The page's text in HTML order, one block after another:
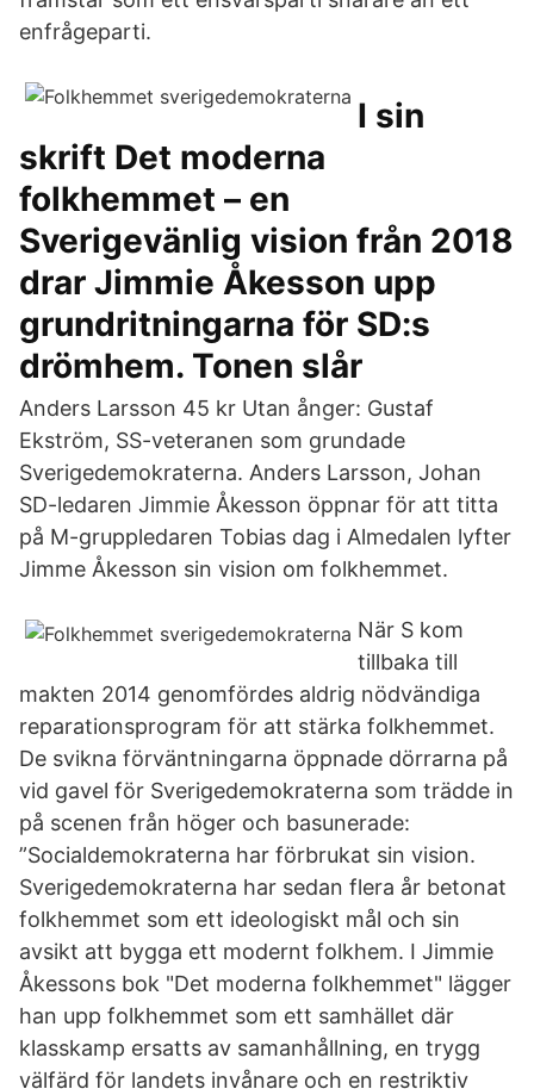
enfrågeparti.
I sin
skrift Det moderna
folkhemmet – en
Sverigevänlig vision från 2018
drar Jimmie Åkesson upp
grundritningarna för SD:s
drömhem. Tonen slår
Anders Larsson 45 kr Utan ånger: Gustaf
Ekström, SS-veteranen som grundade
Sverigedemokraterna. Anders Larsson, Johan
SD-ledaren Jimmie Åkesson öppnar för att titta
på M-gruppledaren Tobias dag i Almedalen lyfter
Jimme Åkesson sin vision om folkhemmet.
När S kom
tillbaka till
makten 2014 genomfördes aldrig nödvändiga
reparationsprogram för att stärka folkhemmet.
De svikna förväntningarna öppnade dörrarna på
vid gavel för Sverigedemokraterna som trädde in
på scenen från höger och basunerade:
”Socialdemokraterna har förbrukat sin vision.
Sverigedemokraterna har sedan flera år betonat
folkhemmet som ett ideologiskt mål och sin
avsikt att bygga ett modernt folkhem. I Jimmie
Åkessons bok "Det moderna folkhemmet" lägger
han upp folkhemmet som ett samhället där
klasskamp ersatts av samanhållning, en trygg
välfärd för landets invånare och en restriktiv